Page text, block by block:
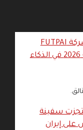
تطوان … شركة FUTPAI
تحصد جائزة التقدير العالمية 2026 في الذكاء
سفينة
على إيران